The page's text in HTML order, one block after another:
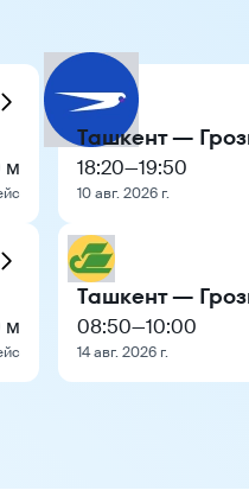
м
м
Ташкент —
18:20—19:50
10 авг. 2026 г.
Ташкент —
08:50—10:00
14 авг. 2026 г.